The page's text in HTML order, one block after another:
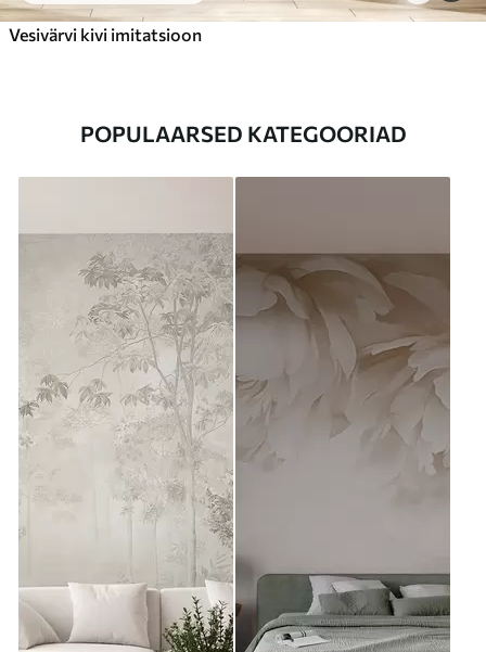
Vesivärvi kivi imitatsioon
POPULAARSED KATEGOORIAD